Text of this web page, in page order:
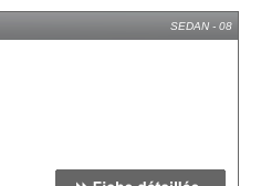
SEDAN - 08